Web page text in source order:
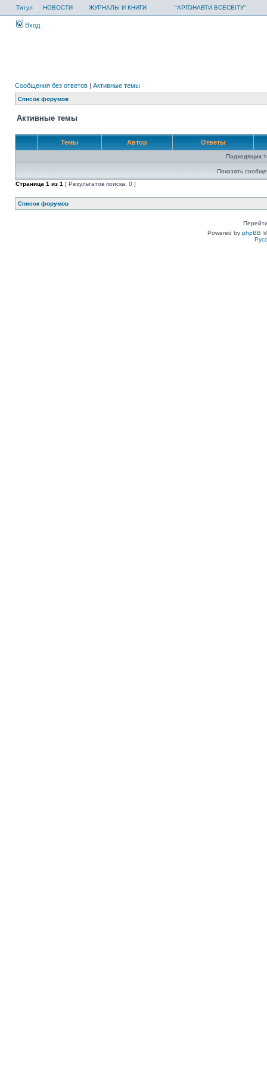
Титул НОВОСТИ ЖУРНАЛЫ И КНИГИ "АРГОНАВТИ ВСЕСВІТУ"
Вход
Сообщения без ответов | Активные темы
Список форумов
Активные темы
Темы Автор Ответы
Подходящих
Показать
Страница 1 из 1 [ Результатов поиска: 0 ]
Список форумов
Powered by phpBB